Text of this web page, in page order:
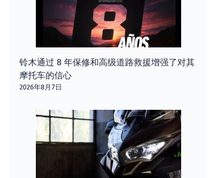
铃木通过 8 年保修和高级道路救援增强了对其
摩托车的信心
2026年8月7日